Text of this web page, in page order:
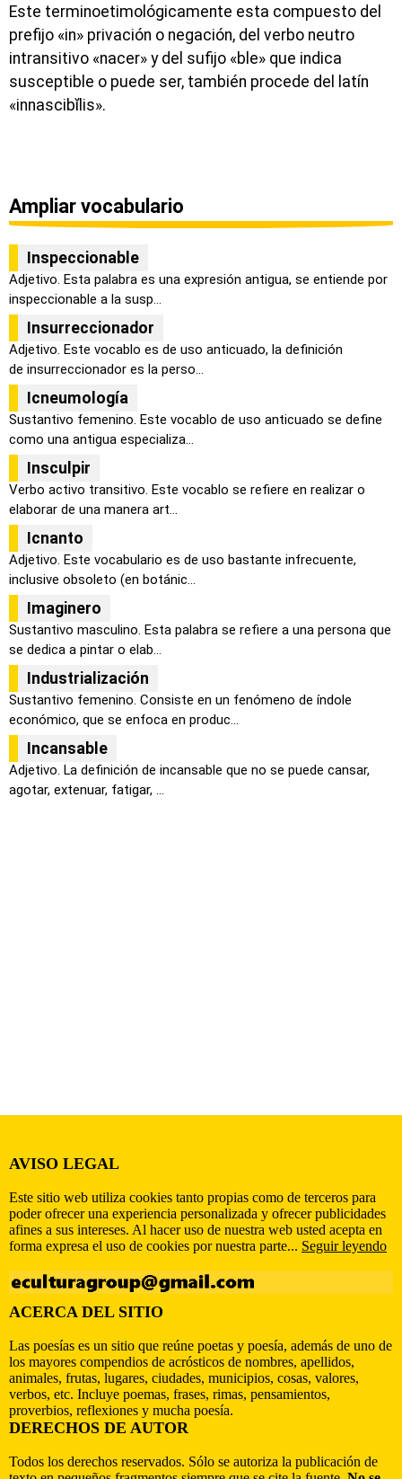
Este terminoetimológicamente esta compuesto del
prefijo «in» privación o negación, del verbo neutro
intransitivo «nacer» y del sufijo «ble» que indica
susceptible o puede ser, también procede del latín
«innascibĭlis».
Ampliar vocabulario
Inspeccionable
Adjetivo. Esta palabra es una expresión antigua, se entiende por
inspeccionable a la susp...
Insurreccionador
Adjetivo. Este vocablo es de uso anticuado, la definición
de insurreccionador es la perso...
Icneumología
Sustantivo femenino. Este vocablo de uso anticuado se define
como una antigua especializa...
Insculpir
Verbo activo transitivo. Este vocablo se refiere en realizar o
elaborar de una manera art...
Icnanto
Adjetivo. Este vocabulario es de uso bastante infrecuente,
inclusive obsoleto (en botánic...
Imaginero
Sustantivo masculino. Esta palabra se refiere a una persona que
se dedica a pintar o elab...
Industrialización
Sustantivo femenino. Consiste en un fenómeno de índole
económico, que se enfoca en produc...
Incansable
Adjetivo. La definición de incansable que no se puede cansar,
agotar, extenuar, fatigar, ...
AVISO LEGAL
Este sitio web utiliza cookies tanto propias como de terceros para
poder ofrecer una experiencia personalizada y ofrecer publicidades
afines a sus intereses. Al hacer uso de nuestra web usted acepta en
forma expresa el uso de cookies por nuestra parte... Seguir leyendo
ACERCA DEL SITIO
Las poesías es un sitio que reúne poetas y poesía, además de uno de
los mayores compendios de acrósticos de nombres, apellidos,
animales, frutas, lugares, ciudades, municipios, cosas, valores,
verbos, etc. Incluye poemas, frases, rimas, pensamientos,
proverbios, reflexiones y mucha poesía.
DERECHOS DE AUTOR
Todos los derechos reservados. Sólo se autoriza la publicación de